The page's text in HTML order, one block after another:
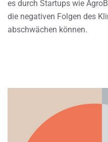
es durch Startups wie
die negativen Folgen des
abschwächen können.